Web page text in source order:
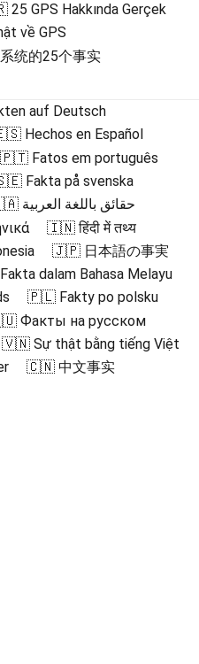
GPS Hakkında Gerçek
về GPS
统的25个事实
auf Deutsch
Hechos en Español
Fatos em português
Fakta på svenska
🇸🇦 حقائق باللغة العربية
🇮🇳 हिंदी में तथ्य
🇯🇵 日本語の事実
dalam Bahasa Melayu
🇵🇱 Fakty po polsku
Факты на русском
🇻🇳 Sự thật bằng tiếng Việt
🇨🇳 中文事实